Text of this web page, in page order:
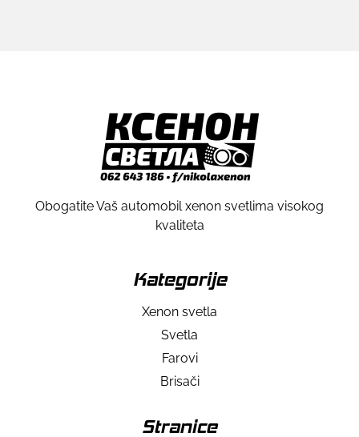
Obogatite Vaš automobil xenon svetlima visokog
kvaliteta
Kategorije
Xenon svetla
Svetla
Farovi
Brisači
Stranice